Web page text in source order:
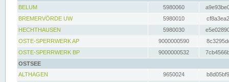
BELUM
5980060
BREMERVÖRDE UW
5980010
HECHTHAUSEN
5980030
OSTE-SPERRWERK AP
9000000590
OSTE-SPERRWERK BP
9000000532
OSTSEE
ALTHAGEN
9650024